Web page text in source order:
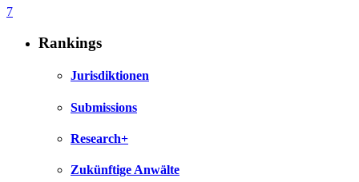
7
Rankings
Jurisdiktionen
Submissions
Research+
Zukünftige Anwälte